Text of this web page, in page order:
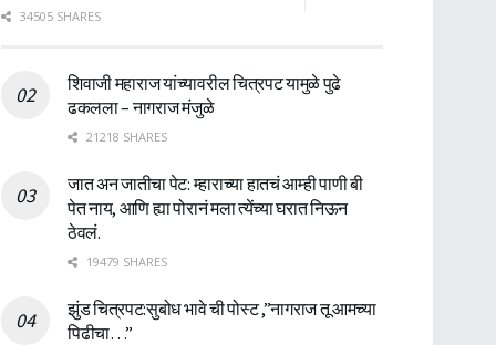
34505 SHARES
शिवाजी महाराज यांच्यावरील चित्रपट यामुळे पुढे
ढकलला – नागराज मंजुळे
21218 SHARES
जात अन जातीचा पेट: म्हाराच्या हातचं आम्ही पाणी बी
पेत नाय, आणि ह्या पोरानं मला त्येंच्या घरात निऊन
ठेवलं.
19479 SHARES
झुंड चित्रपट:सुबोध भावे ची पोस्ट ,”नागराज तू आमच्या
पिढीचा…”